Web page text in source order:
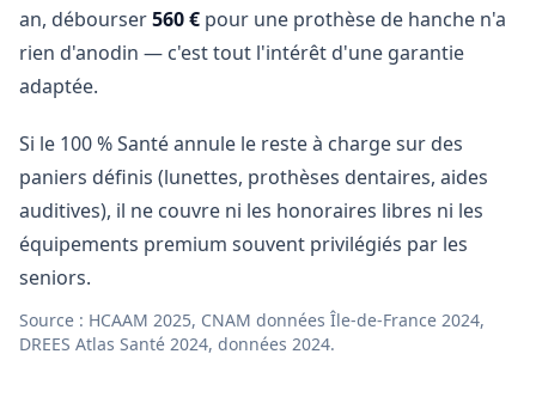
an, débourser560 € pour une prothèse de hanche n'a
rien d'anodin — c'est tout l'intérêt d'une garantie
adaptée.
Si le 100 % Santé annule le reste à charge sur des
paniers définis (lunettes, prothèses dentaires, aides
auditives), il ne couvre ni les honoraires libres ni les
équipements premium souvent privilégiés par les
seniors.
Source : HCAAM 2025, CNAM données Île-de-France 2024,
DREES Atlas Santé 2024, données 2024.